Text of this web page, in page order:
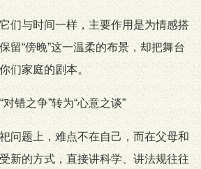
们与时间一样，主要作用是为情感搭
留“傍晚”这一温柔的布景，却把舞台
们家庭的剧本。
错之争”转为“心意之谈”
问题上，难点不在自己，而在父母和
新的方式，直接讲科学、讲法规往往